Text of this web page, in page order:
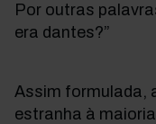
Por outras
era dantes?”
Assim formulada,
estranha à